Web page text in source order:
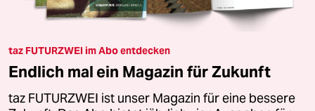
taz FUTURZWEI im Abo entdecken
Endlich mal ein Magazin für Zukunft
taz FUTURZWEI ist unser Magazin für eine bessere